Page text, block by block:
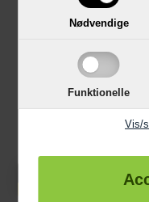
Nødvendige
Funktionelle
Vis/
Knaldhårde priser
349,00 DKK